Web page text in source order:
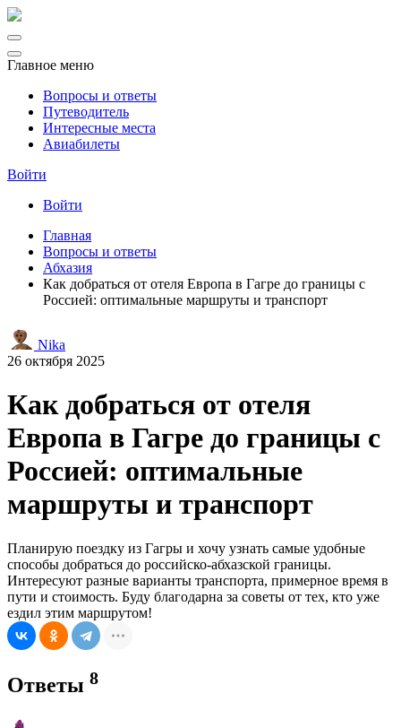
Главное меню
Вопросы и ответы
Путеводитель
Интересные места
Авиабилеты
Войти
Войти
Главная
Вопросы и ответы
Абхазия
Как добраться от отеля Европа в Гагре до границы с
Россией: оптимальные маршруты и транспорт
Nika
26 октября 2025
Как добраться от отеля
Европа в Гагре до границы с
Россией: оптимальные
маршруты и транспорт
Планирую поездку из Гагры и хочу узнать самые удобные
способы добраться до российско-абхазской границы.
Интересуют разные варианты транспорта, примерное время в
пути и стоимость. Буду благодарна за советы от тех, кто уже
ездил этим маршрутом!
Ответы 8